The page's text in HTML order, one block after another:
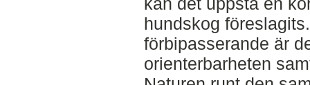
hundskog
förbipasserande är
orienterbarheten